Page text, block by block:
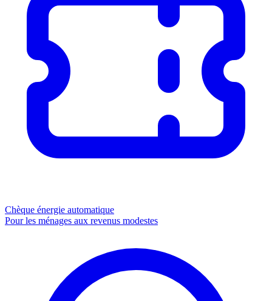
Chèque énergie automatique
Pour les ménages aux revenus modestes